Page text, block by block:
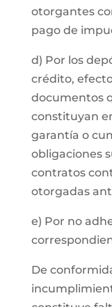
otorgantes
pago de
d) Por los
crédito,
documentos
constituyan
garantía o
obligaciones
contratos
otorgadas
e) Por no
De